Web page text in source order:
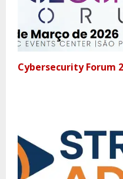
Cybersecurity Forum